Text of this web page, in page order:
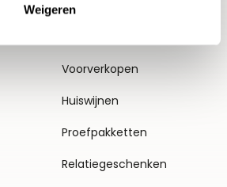
WeigerenThema's
Voorverkopen
Huiswijnen
Proefpakketten
Relatiegeschenken